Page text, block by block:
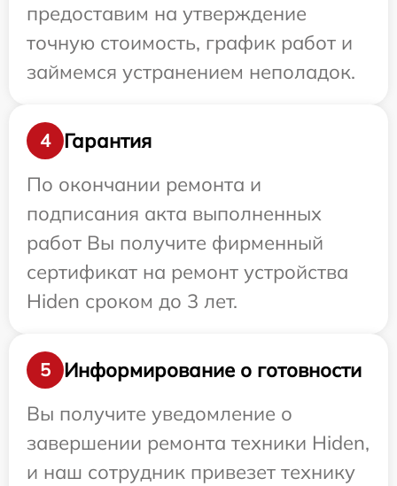
предоставим на утверждение
точную стоимость, график работ и
займемся устранением неполадок.
4
Гарантия
По окончании ремонта и
подписания акта выполненных
работ Вы получите фирменный
сертификат на ремонт устройства
Hiden сроком до 3 лет.
5
Информирование о готовности
Вы получите уведомление о
завершении ремонта техники Hiden,
и наш сотрудник привезет технику